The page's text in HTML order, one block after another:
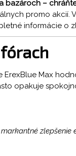
–
promo akcií.
informácie o
Max
opakuje